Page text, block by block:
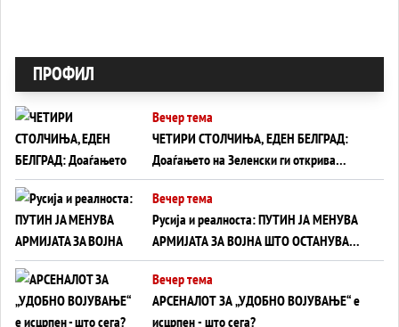
ПРОФИЛ
Вечер тема
ЧЕТИРИ СТОЛЧИЊА, ЕДЕН БЕЛГРАД:
Доаѓањето на Зеленски ги открива
тајните на политиката на балансирање
на Вучиќ
Вечер тема
Русија и реалноста: ПУТИН ЈА МЕНУВА
АРМИЈАТА ЗА ВОЈНА ШТО ОСТАНУВА
БЕЗ ФРОНТ
Вечер тема
АРСЕНАЛОТ ЗА „УДОБНО ВОЈУВАЊЕ“ е
исцрпен - што сега?